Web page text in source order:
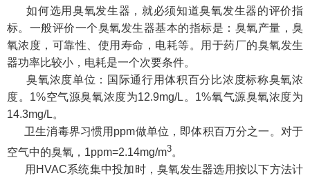
如何选用臭氧发生器，就必须知道臭氧发生器的评价指
标。一般评价一个臭氧发生器基本的指标是：臭氧产量，臭
氧浓度，可靠性、使用寿命，电耗等。用于药厂的臭氧发生
器功率比较小，电耗是一个次要条件。
臭氧浓度单位：国际通行用体积百分比浓度标称臭氧浓
度。1%空气源臭氧浓度为12.9mg/L。1%氧气源臭氧浓度为
14.3mg/L。
卫生消毒界习惯用ppm做单位，即体积百万分之一。对于
空气中的臭氧，1ppm=2.14mg/m3。
用HVAC系统集中投加时，臭氧发生器选用按以下方法计